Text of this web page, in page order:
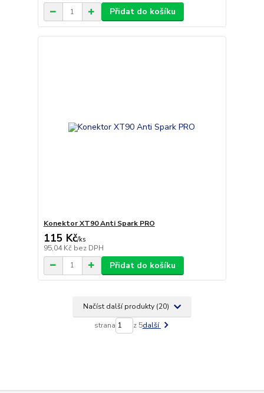
Přidat do košíku
Konektor XT90 Anti Spark PRO
115 Kč/ks
95,04 Kč bez DPH
Přidat do košíku
Načíst další produkty (20)
strana z 5další